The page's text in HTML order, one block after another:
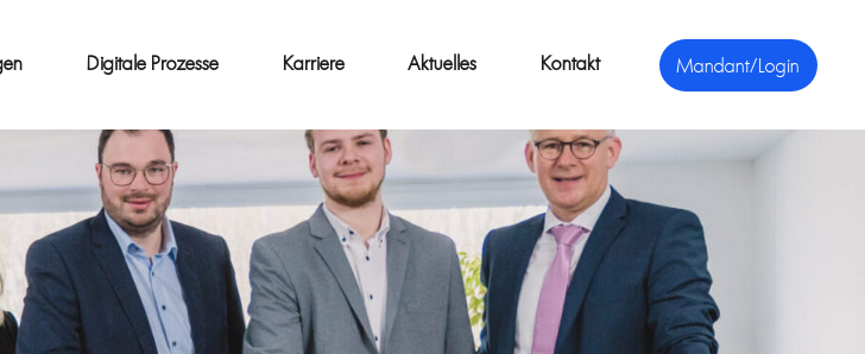
Mandant/Login
Digitale Prozesse Karriere Aktuelles Kontakt